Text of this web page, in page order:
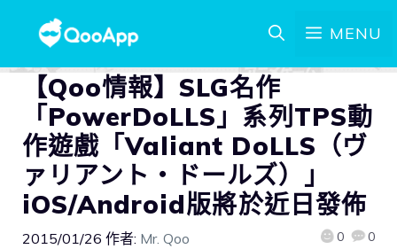
MENU
【Qoo情報】SLG名作
「PowerDoLLS」系列TPS動
作遊戲「Valiant DoLLS（ヴ
ァリアント・ドールズ）」
iOS/Android版將於近日發佈
2015/01/26 作者: Mr. Qoo 0 0